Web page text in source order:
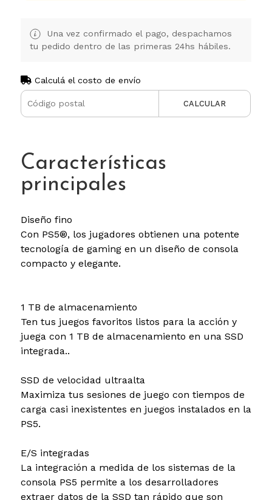
Una vez confirmado el pago, despachamos
tu pedido dentro de las primeras 24hs hábiles.
Calculá el costo de envío
CALCULAR
Características
principales
Diseño fino
Con PS5®, los jugadores obtienen una potente
tecnología de gaming en un diseño de consola
compacto y elegante.
1 TB de almacenamiento
Ten tus juegos favoritos listos para la acción y
juega con 1 TB de almacenamiento en una SSD
integrada..
SSD de velocidad ultraalta
Maximiza tus sesiones de juego con tiempos de
carga casi inexistentes en juegos instalados en la
PS5.
E/S integradas
La integración a medida de los sistemas de la
consola PS5 permite a los desarrolladores
extraer datos de la SSD tan rápido que son